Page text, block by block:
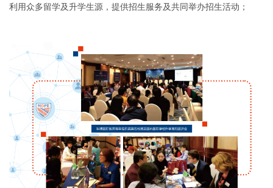
利用众多留学及升学生源，提供招生服务及共同举办招生活动；